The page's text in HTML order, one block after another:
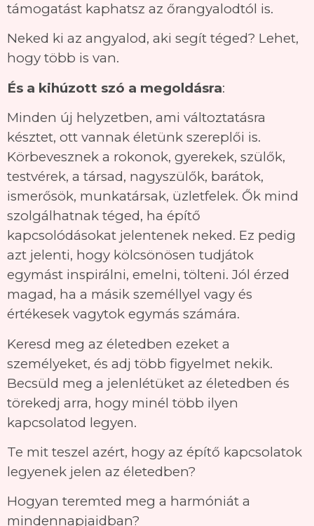
támogatást kaphatsz az őrangyalodtól is.
Neked ki az angyalod, aki segít téged? Lehet,
hogy több is van.
És a kihúzott szó a megoldásra:
Minden új helyzetben, ami változtatásra
késztet, ott vannak életünk szereplői is.
Körbevesznek a rokonok, gyerekek, szülők,
testvérek, a társad, nagyszülők, barátok,
ismerősök, munkatársak, üzletfelek. Ők mind
szolgálhatnak téged, ha építő
kapcsolódásokat jelentenek neked. Ez pedig
azt jelenti, hogy kölcsönösen tudjátok
egymást inspirálni, emelni, tölteni. Jól érzed
magad, ha a másik személlyel vagy és
értékesek vagytok egymás számára.
Keresd meg az életedben ezeket a
személyeket, és adj több figyelmet nekik.
Becsüld meg a jelenlétüket az életedben és
törekedj arra, hogy minél több ilyen
kapcsolatod legyen.
Te mit teszel azért, hogy az építő kapcsolatok
legyenek jelen az életedben?
Hogyan teremted meg a harmóniát a
mindennapjaidban?